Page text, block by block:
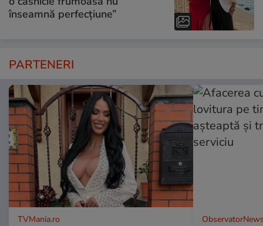
înseamnă perfecțiune”
PARTENERI
TVMania.ro